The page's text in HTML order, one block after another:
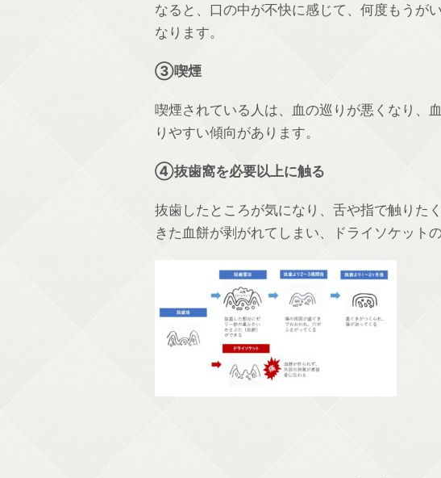
なると、口の中が不快に感じて、何度もうが
なります。
③喫煙
喫煙されている人は、血の巡りが悪くなり、
りやすい傾向があります。
④抜歯窩を必要以上に触る
抜歯したところが気になり、舌や指で触りた
きた血餅が剥がれてしまい、ドライソケット